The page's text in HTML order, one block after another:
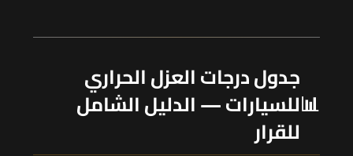
📊
جدول درجات العزل الحراري
للسيارات — الدليل الشامل
للقرار